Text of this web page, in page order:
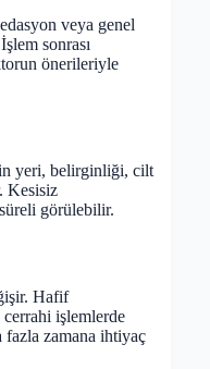
veya genel
sonrası
önerileriyle
yeri, belirginliği, cilt
Kesisiz
görülebilir.
Hafif
işlemlerde
fazla zamana ihtiyaç